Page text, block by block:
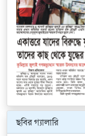
ছবির গ্যালারি